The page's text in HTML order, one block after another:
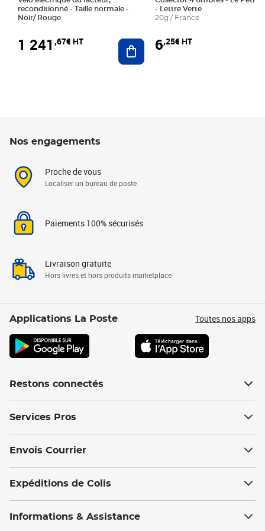
reconditionné - Taille normale -
Noir/ Rouge
1 241 ,67€ HT Ajouter au panier
- Lettre Verte
20g / France
6,25€ HT
Nos engagements
Proche de vous
Localiser un bureau de poste
Paiements 100% sécurisés
Livraison gratuite
Hors livres et hors produits marketplace
Applications La Poste Toutes nos apps
Restons connectés
Services Pros
Envois Courrier
Expéditions de Colis
Informations & Assistance